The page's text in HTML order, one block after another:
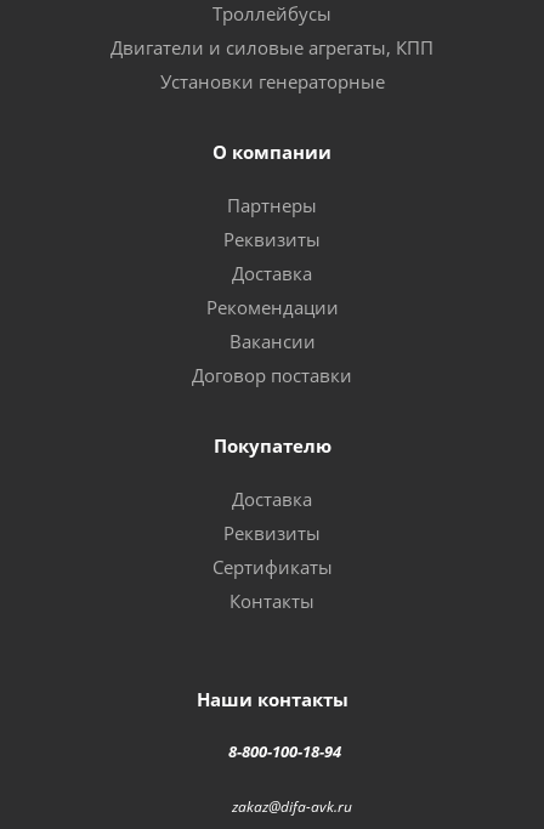
Троллейбусы
Двигатели и силовые агрегаты, КПП
Установки генераторные
О компании
Партнеры
Реквизиты
Доставка
Рекомендации
Вакансии
Договор поставки
Покупателю
Доставка
Реквизиты
Сертификаты
Контакты
Наши контакты
8-800-100-18-94
zakaz@difa-avk.ru